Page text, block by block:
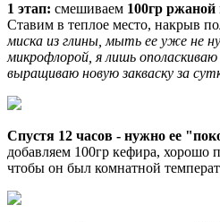
1 этап: смешиваем 100гр ржаной
Ставим в теплое место, накрыв
миска из глины, мыть ее уже не
микрофлорой, я лишь ополаскиваю
выращиваю новую закваску за
Спустя 12 часов - нужно ее
добавляем 100гр кефира, хорошо
чтобы он был комнатной